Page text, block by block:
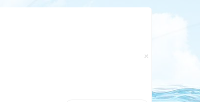
×